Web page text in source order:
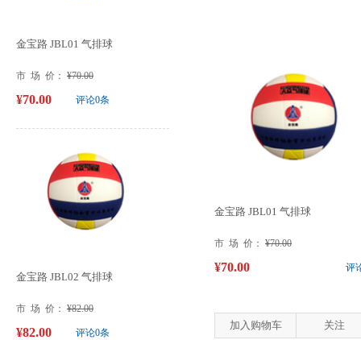
金宝路 JBL01 气排球
市 场 价： ¥70.00
评论0条
¥70.00
金宝路 JBL02 气排球
市 场 价： ¥82.00
评论0条
¥82.00
金宝路 JBL01 气排球
市 场 价： ¥70.00
评
¥70.00
加入购物车 关注